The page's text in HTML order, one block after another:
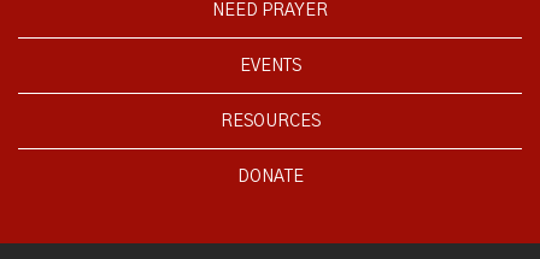
NEED PRAYER
EVENTS
RESOURCES
DONATE